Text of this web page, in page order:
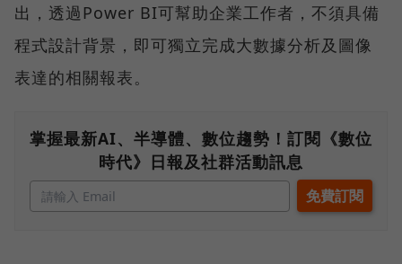
出，透過Power BI可幫助企業工作者，不須具備
程式設計背景，即可獨立完成大數據分析及圖像
表達的相關報表。
掌握最新AI、半導體、數位趨勢！訂閱《數位
時代》日報及社群活動訊息